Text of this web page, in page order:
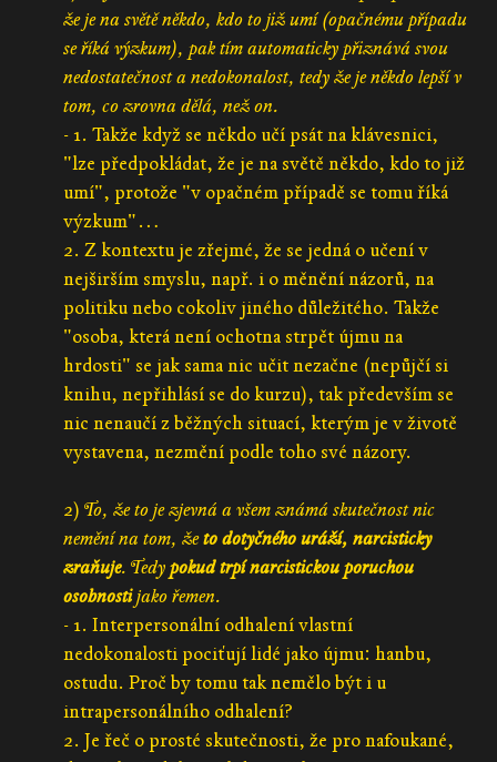
že je na světě někdo, kdo to již umí (opačnému případu
se říká výzkum), pak tím automaticky přiznává svou
nedostatečnost a nedokonalost, tedy že je někdo lepší v
tom, co zrovna dělá, než on.
- 1. Takže když se někdo učí psát na klávesnici,
"lze předpokládat, že je na světě někdo, kdo to již
umí", protože "v opačném případě se tomu říká
výzkum"…
2. Z kontextu je zřejmé, že se jedná o učení v
nejširším smyslu, např. i o měnění názorů, na
politiku nebo cokoliv jiného důležitého. Takže
"osoba, která není ochotna strpět újmu na
hrdosti" se jak sama nic učit nezačne (nepůjčí si
knihu, nepřihlásí se do kurzu), tak především se
nic nenaučí z běžných situací, kterým je v životě
vystavena, nezmění podle toho své názory.
2)To, že to je zjevná a všem známá skutečnost nic
nemění na tom, žeto dotyčného uráží, narcisticky
zraňuje. Tedypokud trpí narcistickou poruchou
osobnostijako řemen.
- 1. Interpersonální odhalení vlastní
nedokonalosti pociťují lidé jako újmu: hanbu,
ostudu. Proč by tomu tak nemělo být i u
intrapersonálního odhalení?
2. Je řeč o prosté skutečnosti, že pro nafoukané,